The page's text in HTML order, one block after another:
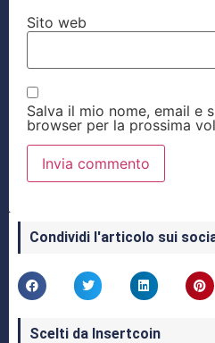
Sito web
Salva il mio nome, email e
browser per la prossima
Condividi l'articolo sui
Scelti da Insertcoin